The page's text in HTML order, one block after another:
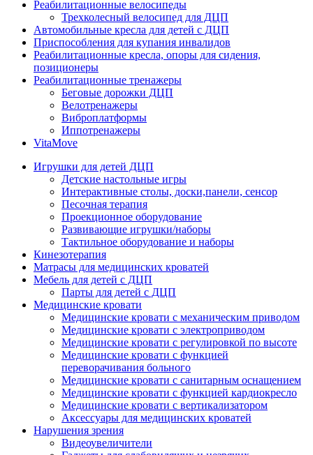
Реабилитационные велосипеды
Трехколесный велосипед для ДЦП
Автомобильные кресла для детей с ДЦП
Приспособления для купания инвалидов
Реабилитационные кресла, опоры для сидения,
позиционеры
Реабилитационные тренажеры
Беговые дорожки ДЦП
Велотренажеры
Виброплатформы
Иппотренажеры
VitaMove
Игрушки для детей ДЦП
Детские настольные игры
Интерактивные столы, доски,панели, сенсор
Песочная терапия
Проекционное оборудование
Развивающие игрушки/наборы
Тактильное оборудование и наборы
Кинезотерапия
Матрасы для медицинских кроватей
Мебель для детей с ДЦП
Парты для детей с ДЦП
Медицинские кровати
Медицинские кровати с механическим приводом
Медицинские кровати с электроприводом
Медицинские кровати с регулировкой по высоте
Медицинские кровати с функцией
переворачивания больного
Медицинские кровати с санитарным оснащением
Медицинские кровати с функцией кардиокресло
Медицинские кровати с вертикализатором
Аксессуары для медицинских кроватей
Нарушения зрения
Видеоувеличители